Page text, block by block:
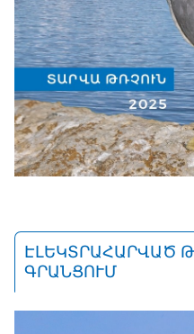
ԷԼԵԿՏՐԱՀԱՐՎԱԾ
ԳՐԱՆՑՈՒՄ